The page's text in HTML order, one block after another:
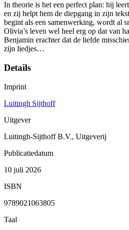
In theorie is het een perfect plan: hij
en zij helpt hem de diepgang in zijn
begint als een samenwerking, wordt al
Olivia’s leven wel heel erg op dat van
Benjamin erachter dat de liefde
zijn liedjes…
Details
Imprint
Luitingh Sijthoff
Uitgever
Luitingh-Sijthoff B.V., Uitgeverij
Publicatiedatum
10 juli 2026
ISBN
9789021063805
Taal